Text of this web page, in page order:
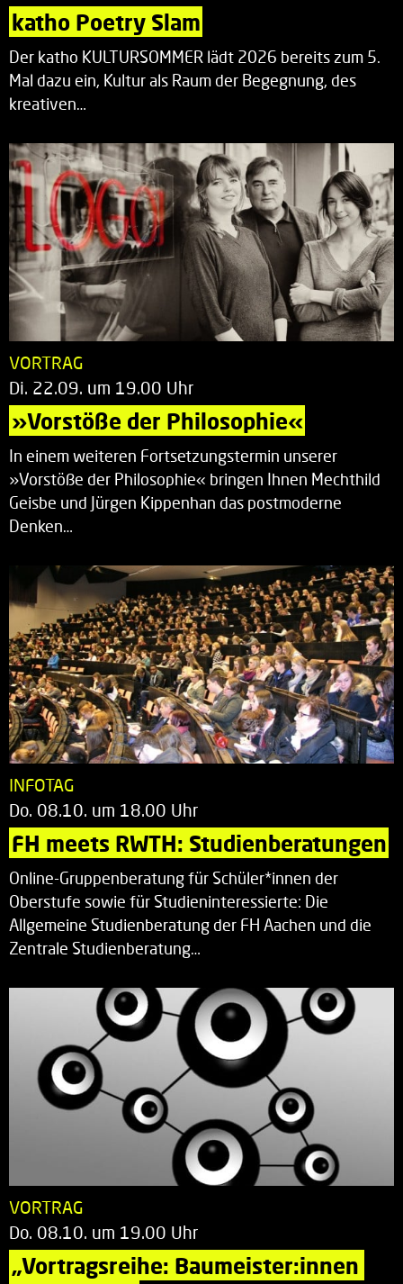
katho Poetry Slam
Der katho KULTURSOMMER lädt 2026 bereits zum 5.
Mal dazu ein, Kultur als Raum der Begegnung, des
kreativen…
VORTRAG
Di. 22.09. um 19.00 Uhr
»Vorstöße der Philosophie«
In einem weiteren Fortsetzungstermin unserer
»Vorstöße der Philosophie« bringen Ihnen Mechthild
Geisbe und Jürgen Kippenhan das postmoderne
Denken…
INFOTAG
Do. 08.10. um 18.00 Uhr
FH meets RWTH: Studienberatungen
Online-Gruppenberatung für Schüler*innen der
Oberstufe sowie für Studieninteressierte: Die
Allgemeine Studienberatung der FH Aachen und die
Zentrale Studienberatung…
VORTRAG
Do. 08.10. um 19.00 Uhr
„Vortragsreihe: Baumeister:innen